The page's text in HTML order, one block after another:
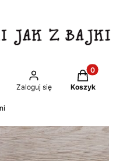
Zaloguj się
Produkty w
Koszyk